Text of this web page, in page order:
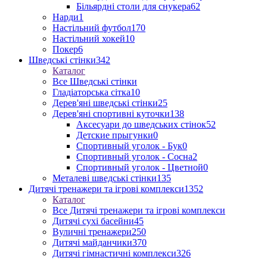
Більярдні столи для снукера62
Нарди1
Настільний футбол170
Настільний хокей10
Покер6
Шведські стінки342
Каталог
Все Шведські стінки
Гладіаторська сітка10
Дерев'яні шведські стінки25
Дерев'яні спортивні куточки138
Аксесуари до шведських стінок52
Детские прыгунки0
Спортивный уголок - Бук0
Спортивный уголок - Сосна2
Спортивный уголок - Цветной0
Металеві шведські стінки135
Дитячі тренажери та ігрові комплекси1352
Каталог
Все Дитячі тренажери та ігрові комплекси
Дитячі сухі басейни45
Вуличні тренажери250
Дитячі майданчики370
Дитячі гімнастичні комплекси326